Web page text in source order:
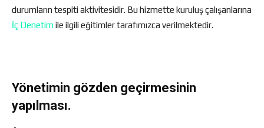
durumların tespiti aktivitesidir. Bu hizmette kuruluş çalışanlarına
İç Denetimile ilgili eğitimler tarafımızca verilmektedir.
Yönetimin gözden geçirmesinin
yapılması.